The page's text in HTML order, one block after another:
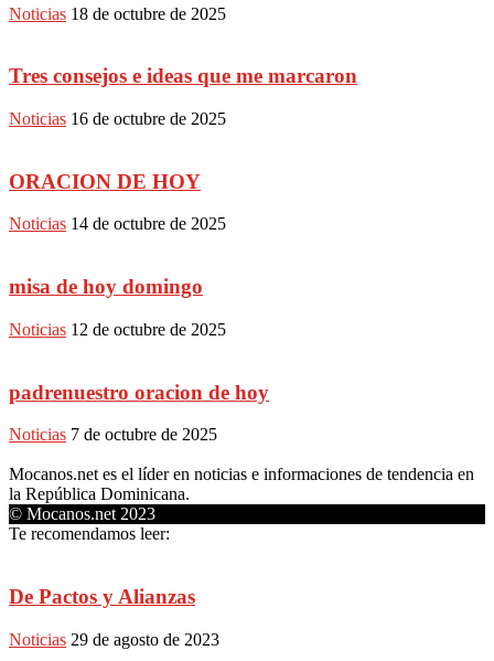
Noticias 18 de octubre de 2025
Tres consejos e ideas que me marcaron
Noticias 16 de octubre de 2025
ORACION DE HOY
Noticias 14 de octubre de 2025
misa de hoy domingo
Noticias 12 de octubre de 2025
padrenuestro oracion de hoy
Noticias 7 de octubre de 2025
Mocanos.net es el líder en noticias e informaciones de tendencia en
la República Dominicana.
© Mocanos.net 2023
Te recomendamos leer:
De Pactos y Alianzas
Noticias 29 de agosto de 2023